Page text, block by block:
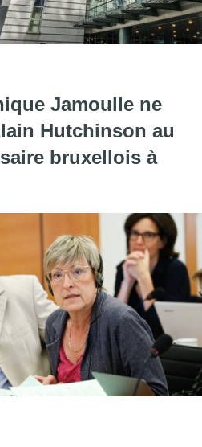
l'article "“Pour le Parlement
Jamoulle ne
Hutchinson au
bruxellois à
l'article "La députée Véronique